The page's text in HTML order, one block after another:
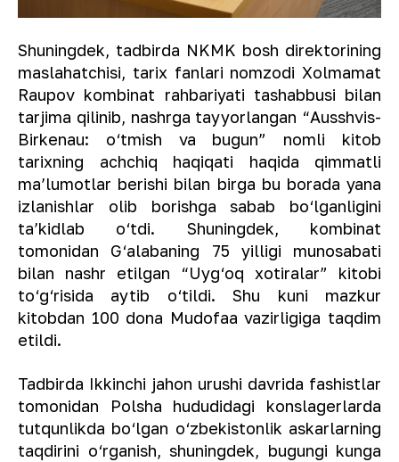
Shuningdek, tadbirda NKMK bosh direktorining
maslahatchisi, tarix fanlari nomzodi Xolmamat
Raupov kombinat rahbariyati tashabbusi bilan
tarjima qilinib, nashrga tayyorlangan “Ausshvis-
Birkenau: o‘tmish va bugun” nomli kitob
tarixning achchiq haqiqati haqida qimmatli
maʼlumotlar berishi bilan birga bu borada yana
izlanishlar olib borishga sabab bo‘lganligini
taʼkidlab o‘tdi. Shuningdek, kombinat
tomonidan G‘alabaning 75 yilligi munosabati
bilan nashr etilgan “Uyg‘oq xotiralar” kitobi
to‘g‘risida aytib o‘tildi. Shu kuni mazkur
kitobdan 100 dona Mudofaa vazirligiga taqdim
etildi.
Tadbirda Ikkinchi jahon urushi davrida fashistlar
tomonidan Polsha hududidagi konslagerlarda
tutqunlikda bo‘lgan o‘zbekistonlik askarlarning
taqdirini o‘rganish, shuningdek, bugungi kunga